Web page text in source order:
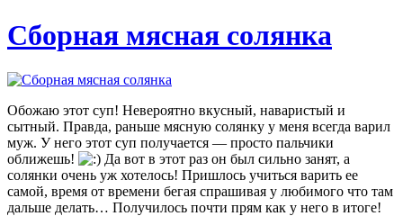
Сборная мясная солянка
Обожаю этот суп! Невероятно вкусный, наваристый и
сытный. Правда, раньше мясную солянку у меня всегда варил
муж. У него этот суп получается — просто пальчики
оближешь!
Да вот в этот раз он был сильно занят, а
солянки очень уж хотелось! Пришлось учиться варить ее
самой, время от времени бегая спрашивая у любимого что там
дальше делать… Получилось почти прям как у него в итоге!